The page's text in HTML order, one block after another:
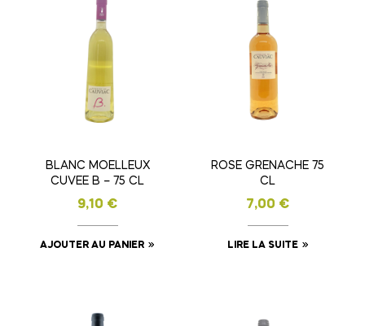
BLANC MOELLEUX
CUVEE B – 75 CL
9,10 €
AJOUTER AU PANIER
ROSE GRENACHE 75
CL
7,00 €
LIRE LA SUITE